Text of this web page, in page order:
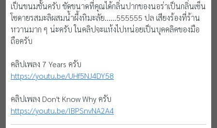
เป็นขนมชั้นครับ ชัดขนาดที่คุณได้กลิ่นปากของนอร่าเป็นกลิ่นเซ็น
โซดายรสมะลิผสมน้ำผึ้งหิมะลัย......555555 ปล เสียงร้องที่ร้าน
หวานมาก ๆ น่ะครับ ในคลิปจะแห้งไปหน่อยเป็นบุคคลิคของมือ
ถือครับ
คลิปเพลง 7 Years ครับ
https://youtu.be/UHf5NJ4DY58
คลิปเพลง Don't Know Why ครับ
https://youtu.be/IBPSnvNA2A4